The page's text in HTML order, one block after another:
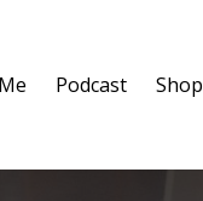
Podcast Shop